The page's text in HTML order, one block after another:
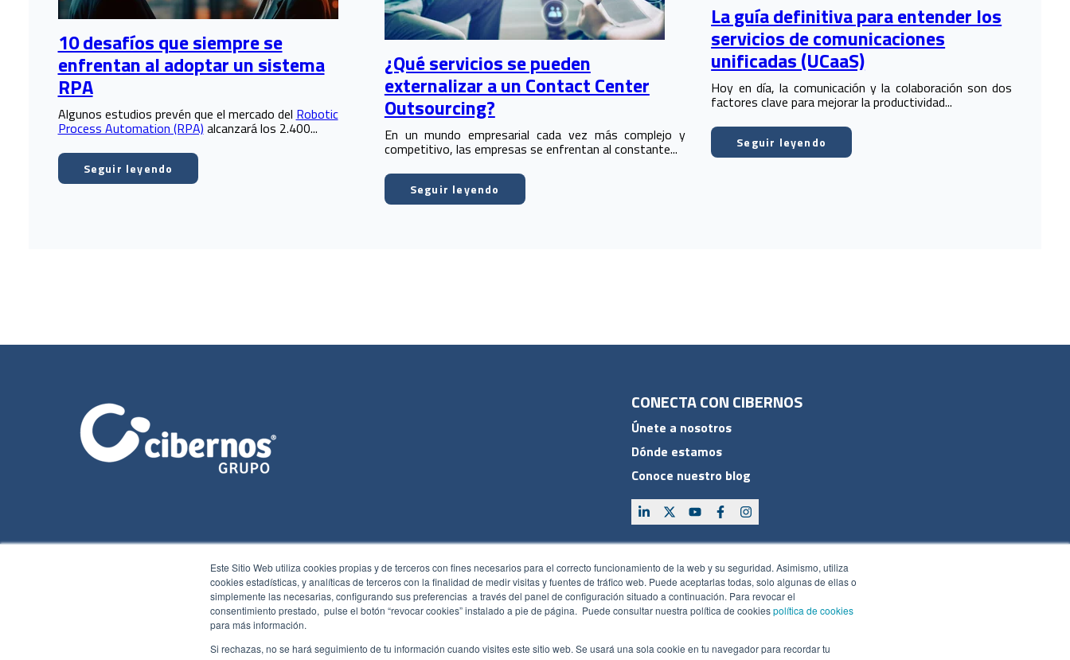
Este Sitio Web utiliza cookies propias y de terceros con fines necesarios para el correcto funcionamiento de la web y su seguridad. Asimismo, utiliza
cookies estadísticas, y analíticas de terceros con la finalidad de medir visitas y fuentes de tráfico web. Puede aceptarlas todas, solo algunas de ellas o
simplemente las necesarias, configurando sus preferencias a través del panel de configuración situado a continuación. Para revocar el
consentimiento prestado, pulse el botón “revocar cookies” instalado a pie de página. Puede consultar nuestra política de cookiespolítica de cookies
para más información.
Si rechazas, no se hará seguimiento de tu información cuando visites este sitio web. Se usará una sola cookie en tu navegador para recordar tu
10 desafíos que siempre se
enfrentan al adoptar un sistema
RPA
Algunos estudios prevén que el mercado del Robotic
Process Automation (RPA) alcanzará los 2.400...
Seguir leyendo
¿Qué servicios se pueden
externalizar a un Contact Center
Outsourcing?
En un mundo empresarial cada vez más complejo y
competitivo, las empresas se enfrentan al constante...
Seguir leyendo
La guía definitiva para entender los
servicios de comunicaciones
unificadas (UCaaS)
Hoy en día, la comunicación y la colaboración son dos
factores clave para mejorar la productividad...
Seguir leyendo
Aviso legal Política de cookies
CONECTA CON CIBERNOS
Únete a nosotros
Dónde estamos
Conoce nuestro blog
ACCESOS
Plan CRM
Intranet